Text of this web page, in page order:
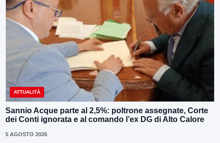
ATTUALITÀ
Sannio Acque parte al 2,5%: poltrone assegnate, Corte
dei Conti ignorata e al comando l’ex DG di Alto Calore
5 AGOSTO 2026